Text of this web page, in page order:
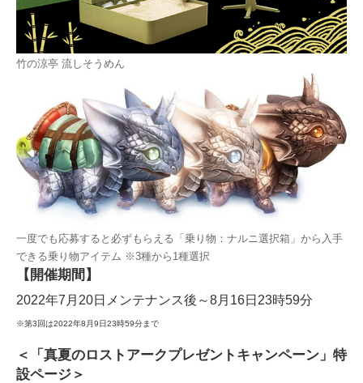
竹の涼亭 流しそうめん
一度でも応募すると必ずもらえる「乗り物：ナルニ選択箱」から入手
できる乗り物アイテム ※3種から1種選択
【開催期間】
2022年7月20日メンテナンス後～8月16日23時59分
※第3回は2022年8月9日23時59分まで
＜「真夏のロストアークプレゼントキャンペーン」特
設ページ＞